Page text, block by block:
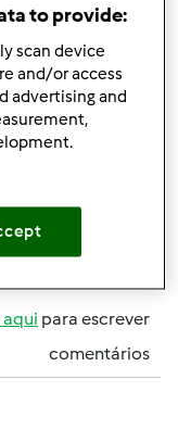
COZINHA
ESSENCIAIS.
aqui para escrever
comentários
to provide:
scan device
and/or access
advertising and